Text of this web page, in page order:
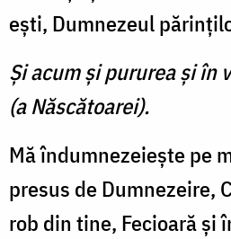
eşti, Dumnezeul
Şi acum şi pururea şi în
(a Născătoarei).
Mă îndumnezeieşte pe
presus de Dumnezeire,
rob din tine, Fecioară şi